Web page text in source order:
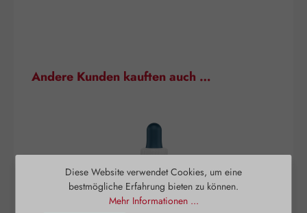
Produktgalerie überspringen
Andere Kunden kauften auch …
Diese Website verwendet Cookies, um eine
bestmögliche Erfahrung bieten zu können.
Mehr Informationen ...